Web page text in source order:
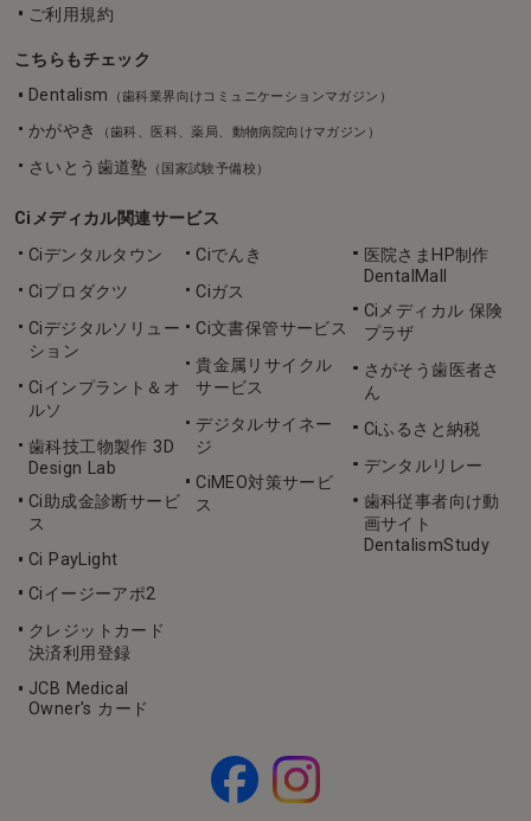
ご利用規約
こちらもチェック
Dentalism
（歯科業界向けコミュニケーションマガジン）
かがやき （歯科、医科、薬局、動物病院向けマガジン）
さいとう歯道塾 （国家試験予備校）
Ciメディカル関連サービス
Ciデンタルタウン
Ciプロダクツ
Ciデジタルソリュー
ション
Ciインプラント＆オ
ルソ
歯科技工物製作 3D
Design Lab
Ci助成金診断サービ
ス
Ci PayLight
Ciイージーアポ2
クレジットカード
決済利用登録
JCB Medical
Owner's カード
Ciでんき
Ciガス
Ci文書保管サービス
貴金属リサイクル
サービス
デジタルサイネー
ジ
CiMEO対策サービ
ス
医院さまHP制作
DentalMall
Ciメディカル 保険
プラザ
さがそう歯医者さ
ん
Ciふるさと納税
デンタルリレー
歯科従事者向け動
画サイト
DentalismStudy